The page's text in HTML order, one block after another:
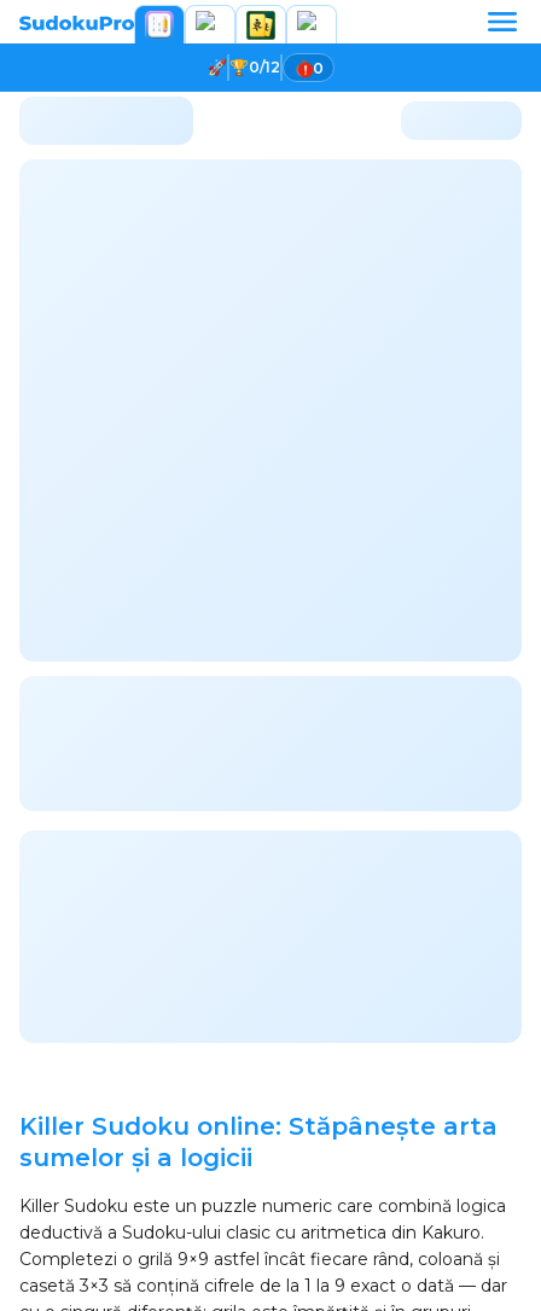
0/12 0
Killer Sudoku online: Stăpânește arta
sumelor și a logicii
Killer Sudoku este un puzzle numeric care combină logica
deductivă a Sudoku-ului clasic cu aritmetica din Kakuro.
Completezi o grilă 9×9 astfel încât fiecare rând, coloană și
casetă 3×3 să conțină cifrele de la 1 la 9 exact o dată — dar